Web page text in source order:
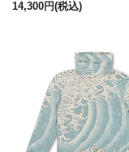
14,300円(税込)